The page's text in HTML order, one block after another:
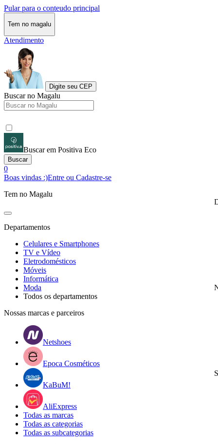
Pular para o conteudo principal
Tem no magalu
Atendimento
Digite seu CEP
Buscar no Magalu
Buscar em Positiva Eco
Buscar
0
Boas vindas :)Entre ou Cadastre-se
Tem no Magalu
Departamentos
Celulares e Smartphones
TV e Vídeo
Eletrodomésticos
Móveis
Informática
Moda
Todos os departamentos
Nossas marcas e parceiros
Netshoes
Epoca Cosméticos
KaBuM!
AliExpress
Todas as marcas
Todas as categorias
Todas as subcategorias